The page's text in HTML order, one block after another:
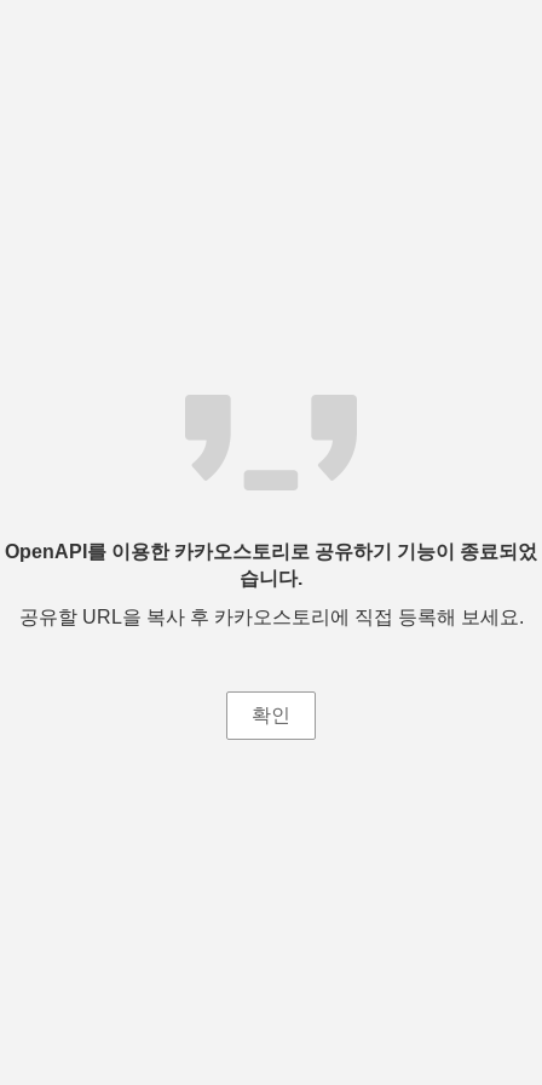
OpenAPI를 이용한 카카오스토리로 공유하기 기능이 종료되었
습니다.
공유할 URL을 복사 후 카카오스토리에 직접 등록해 보세요.
확인